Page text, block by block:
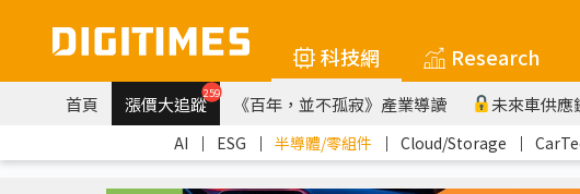
科技網 Research
首頁 漲價大追蹤259 《百年，並不孤寂》產業導讀 未來車供應
AI ｜ ESG ｜ 半導體/零組件 ｜ Cloud/Storage ｜